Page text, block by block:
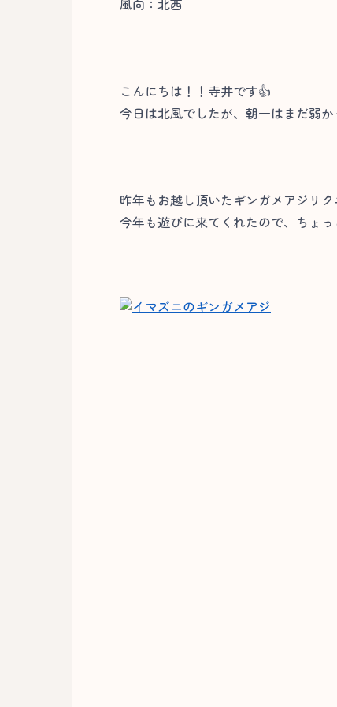
風向：北西
こんにちは！！寺井です👍
今日は北風でしたが、朝一はまだ弱
昨年もお越し頂いたギンガメアジリク
今年も遊びに来てくれたので、ちょ